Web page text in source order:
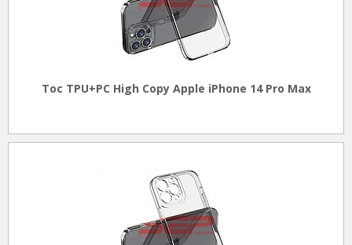
Toc TPU+PC High Copy Apple iPhone 14 Pro Max